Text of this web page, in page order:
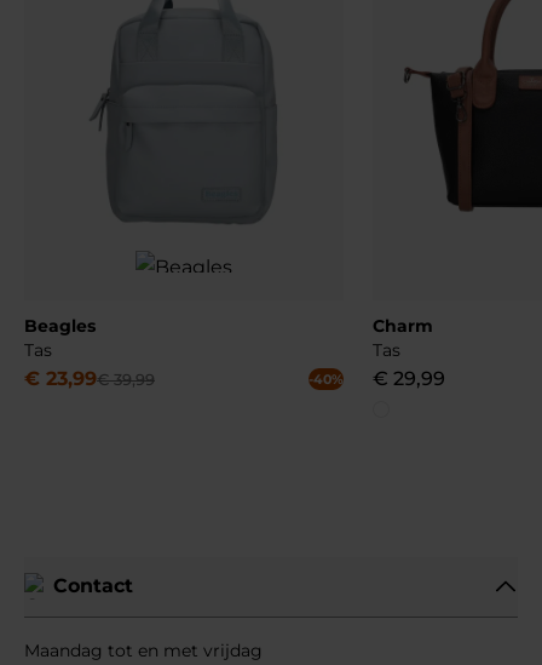
Beagles
Tas
€ 23,99€ 39,99 -40%
Charm
Tas
€ 29,99
Contact
Maandag tot en met vrijdag